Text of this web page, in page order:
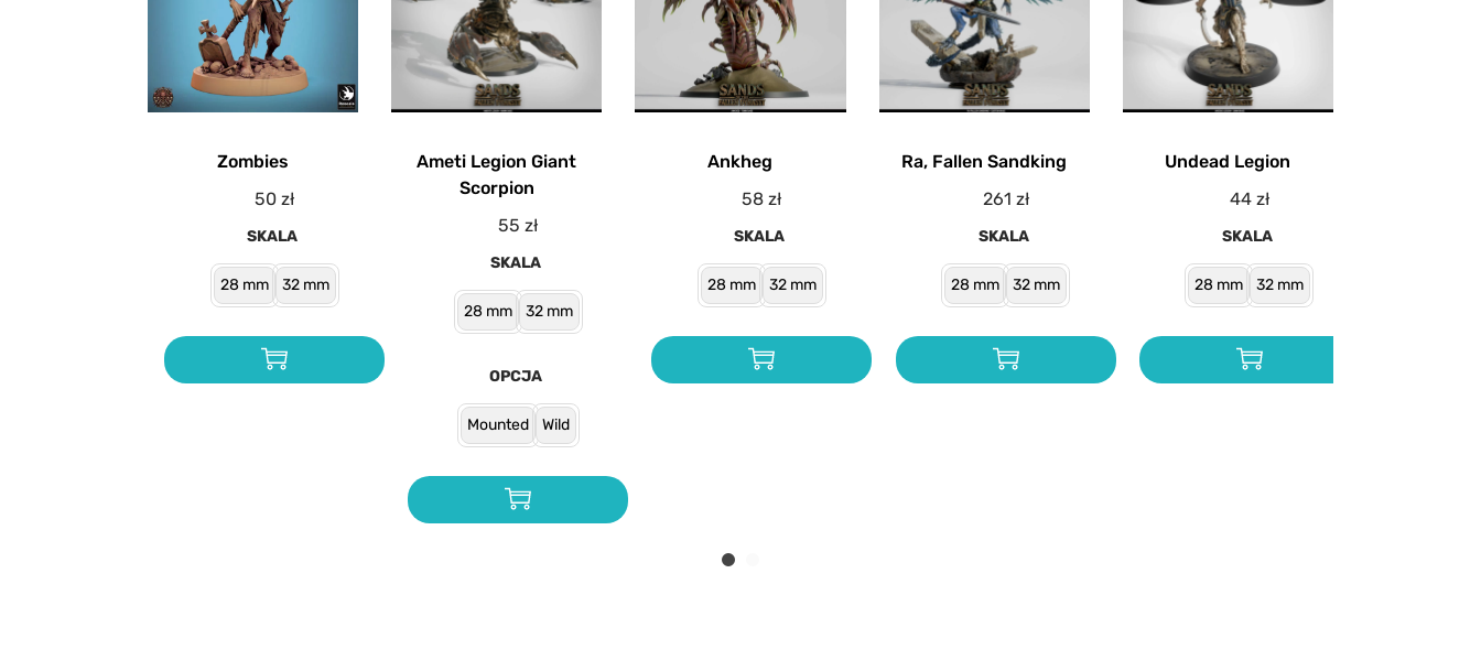
Zombies
50zł
SKALA
28 mm 32 mm
Ameti Legion Giant
Scorpion
55zł
SKALA
28 mm 32 mm
OPCJA
Mounted Wild
Ankheg
58zł
SKALA
28 mm 32 mm
Ra, Fallen Sandking
261 zł
SKALA
28 mm 32 mm
Undead Legion
44 zł
SKALA
28 mm 32 mm